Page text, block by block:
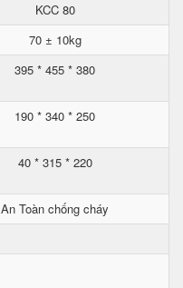
KCC 80
70 ± 10kg
395 * 455 * 380
190 * 340 * 250
40 * 315 * 220
An Toàn chống cháy